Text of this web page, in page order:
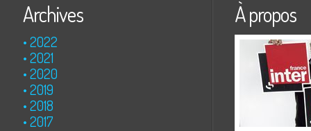
Archives
2022
2021
2020
2019
2018
2017
À propos